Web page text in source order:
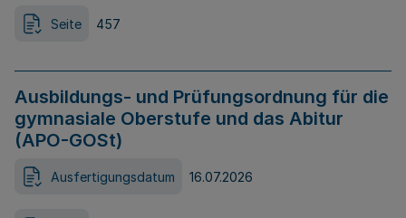
Seite 457
Ausbildungs- und Prüfungsordnung für die
gymnasiale Oberstufe und das Abitur
(APO-GOSt)
Ausfertigungsdatum 16.07.2026